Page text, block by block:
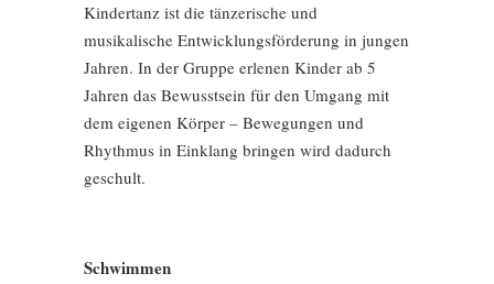
Kindertanz ist die tänzerische und
musikalische Entwicklungsförderung in jungen
Jahren. In der Gruppe erlenen Kinder ab 5
Jahren das Bewusstsein für den Umgang mit
dem eigenen Körper – Bewegungen und
Rhythmus in Einklang bringen wird dadurch
geschult.
Schwimmen